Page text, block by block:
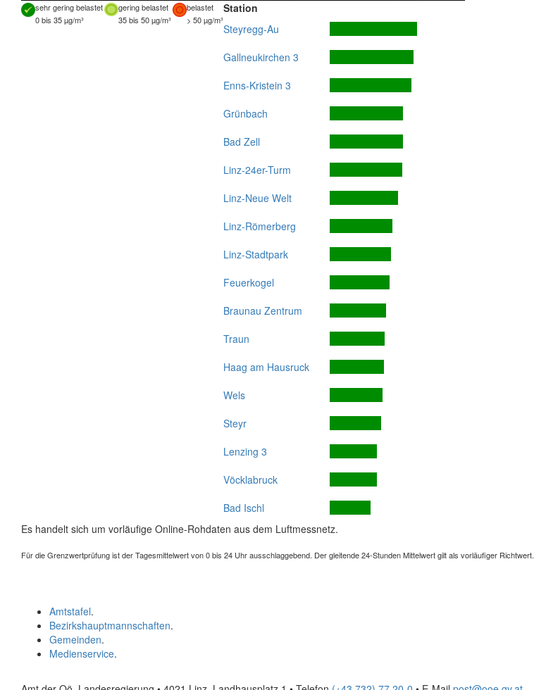
sehr gering belastet gering belastet
belastet
0 bis 35 µg/m³
35 bis 50 µg/m³ > 50 µg/m³
Station
Steyregg-Au
Gallneukirchen 3
Enns-Kristein 3
Grünbach
Bad Zell
Linz-24er-Turm
Linz-Neue Welt
Linz-Römerberg
Linz-Stadtpark
Feuerkogel
Braunau Zentrum
Traun
Haag am Hausruck
Wels
Steyr
Lenzing 3
Vöcklabruck
Bad Ischl
Es handelt sich um vorläufige Online-Rohdaten aus dem Luftmessnetz.
Für die Grenzwertprüfung ist der Tagesmittelwert von 0 bis 24 Uhr ausschlaggebend. Der gleitende 24-Stunden Mittelwert gilt als vorläufiger Richtwert.
Amtstafel.
Bezirkshauptmannschaften.
Gemeinden.
Medienservice.